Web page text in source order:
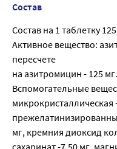
Состав
Состав на 1 таблетку
Активное вещество:
пересчете
на азитромицин - 125 мг.
Вспомогательные
микрокристаллическая
мг, кремния диоксид